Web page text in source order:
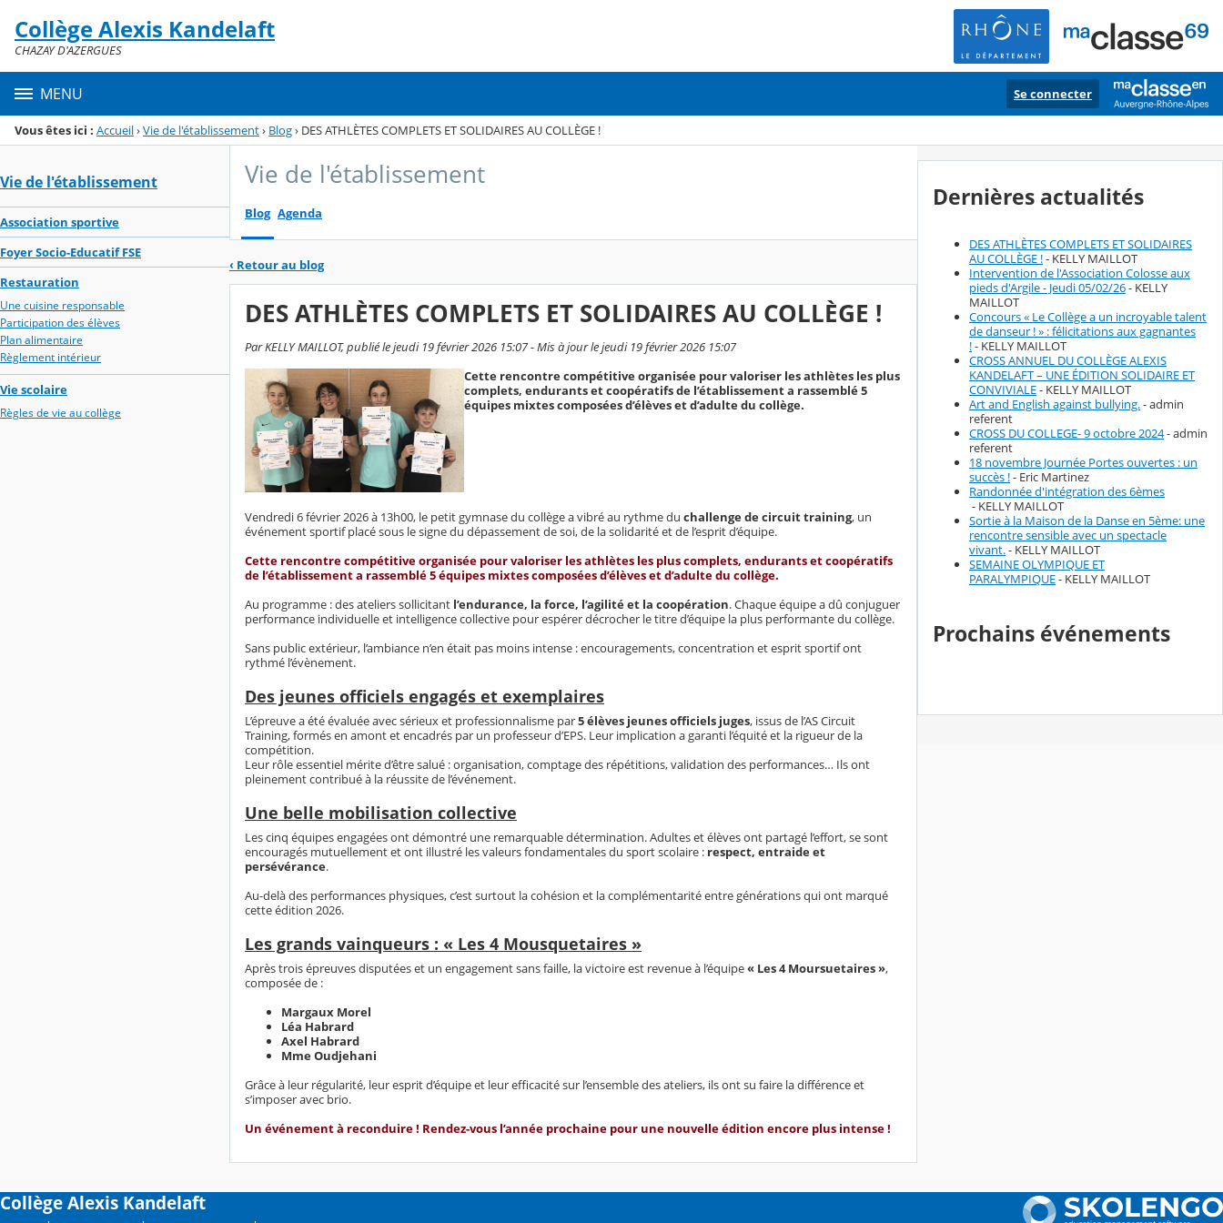
Menu de la rubrique
Contenu
Collège Alexis Kandelaft
CHAZAY D'AZERGUES
MENU Se connecter
Vous êtes ici : Accueil›Vie de l'établissement› Blog› DES ATHLÈTES COMPLETS ET SOLIDAIRES AU COLLÈGE !
Vie de l'établissement
Association sportive
Foyer Socio-Educatif FSE
Restauration
Une cuisine responsable
Participation des élèves
Plan alimentaire
Règlement intérieur
Vie scolaire
Règles de vie au collège
Vie de l'établissement
Blog Agenda
‹ Retour au blog
DES ATHLÈTES COMPLETS ET SOLIDAIRES AU COLLÈGE !
Par KELLY MAILLOT, publié le jeudi 19 février 2026 15:07 - Mis à jour le jeudi 19 février 2026 15:07
Cette rencontre compétitive organisée pour valoriser les athlètes les plus
complets, endurants et coopératifs de l’établissement a rassemblé 5
équipes mixtes composées d’élèves et d’adulte du collège.
Vendredi 6 février 2026 à 13h00, le petit gymnase du collège a vibré au rythme du challenge de circuit training, un
événement sportif placé sous le signe du dépassement de soi, de la solidarité et de l’esprit d’équipe.
Cette rencontre compétitive organisée pour valoriser les athlètes les plus complets, endurants et coopératifs
de l’établissement a rassemblé5 équipes mixtescomposées d’élèves et d’adulte du collège.
Au programme : des ateliers sollicitant l’endurance, la force, l’agilité et la coopération. Chaque équipe a dû conjuguer
performance individuelle et intelligence collective pour espérer décrocher le titre d’équipe la plus performante du collège.
Sans public extérieur, l’ambiance n’en était pas moins intense : encouragements, concentration et esprit sportif ont
rythmé l’évènement.
Des jeunes officiels engagés et exemplaires
L’épreuve a été évaluée avec sérieux et professionnalisme par5 élèves jeunes officiels juges, issus de l’AS Circuit
Training, formés en amont et encadrés par un professeur d’EPS. Leur implication a garanti l’équité et la rigueur de la
compétition.
Leur rôle essentiel mérite d’être salué : organisation, comptage des répétitions, validation des performances… Ils ont
pleinement contribué à la réussite de l’événement.
Une belle mobilisation collective
Les cinq équipes engagées ont démontré une remarquable détermination. Adultes et élèves ont partagé l’effort, se sont
encouragés mutuellement et ont illustré les valeurs fondamentales du sport scolaire : respect, entraide et
persévérance.
Au-delà des performances physiques, c’est surtout la cohésion et la complémentarité entre générations qui ont marqué
cette édition 2026.
Les grands vainqueurs : « Les 4 Mousquetaires »
Après trois épreuves disputées et un engagement sans faille, la victoire est revenue à l’équipe« Les 4 Moursuetaires »,
composée de :
Margaux Morel
Léa Habrard
Axel Habrard
Mme Oudjehani
Grâce à leur régularité, leur esprit d’équipe et leur efficacité sur l’ensemble des ateliers, ils ont su faire la différence et
s’imposer avec brio.
Un événement à reconduire ! Rendez-vous l’année prochaine pour une nouvelle édition encore plus intense !
Dernières actualités
DES ATHLÈTES COMPLETS ET SOLIDAIRES
AU COLLÈGE !- KELLY MAILLOT
Intervention de l'Association Colosse aux
pieds d'Argile - Jeudi 05/02/26- KELLY
MAILLOT
Concours « Le Collège a un incroyable talent
de danseur ! » : félicitations aux gagnantes
!- KELLY MAILLOT
CROSS ANNUEL DU COLLÈGE ALEXIS
KANDELAFT – UNE ÉDITION SOLIDAIRE ET
CONVIVIALE- KELLY MAILLOT
Art and English against bullying.- admin
referent
CROSS DU COLLEGE- 9 octobre 2024- admin
referent
18 novembre Journée Portes ouvertes : un
succès !- Eric Martinez
Randonnée d'intégration des 6èmes
- KELLY MAILLOT
Sortie à la Maison de la Danse en 5ème: une
rencontre sensible avec un spectacle
vivant.- KELLY MAILLOT
SEMAINE OLYMPIQUE ET
PARALYMPIQUE- KELLY MAILLOT
Prochains événements
Collège Alexis Kandelaft